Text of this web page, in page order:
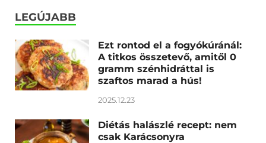
LEGÚJABB
Ezt rontod el a fogyókúránál:
A titkos összetevő, amitől 0
gramm szénhidráttal is
szaftos marad a hús!
2025.12.23
Diétás halászlé recept: nem
csak Karácsonyra